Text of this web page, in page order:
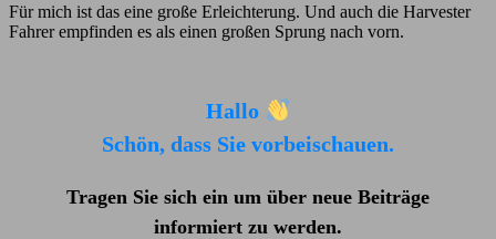
Für mich ist das eine große Erleichterung. Und auch die Harvester
Fahrer empfinden es als einen großen Sprung nach vorn.
Hallo
Schön, dass Sie vorbeischauen.
Tragen Sie sich ein um über neue Beiträge
informiert zu werden.